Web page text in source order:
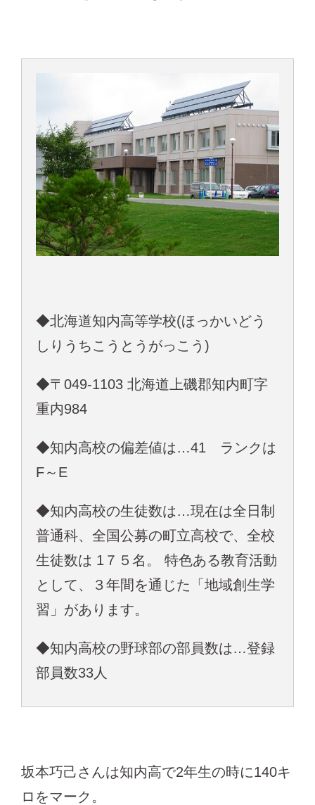
◆北海道知内高等学校(ほっかいどう
しりうちこうとうがっこう)
◆〒049-1103 北海道上磯郡知内町字
重内984
◆知内高校の偏差値は…41 ランクは
F～E
◆知内高校の生徒数は…現在は全日制
普通科、全国公募の町立高校で、全校
生徒数は 1７５名。 特色ある教育活動
として、３年間を通じた「地域創生学
習」があります。
◆知内高校の野球部の部員数は…登録
部員数33人
坂本巧己さんは知内高で2年生の時に140キ
ロをマーク。